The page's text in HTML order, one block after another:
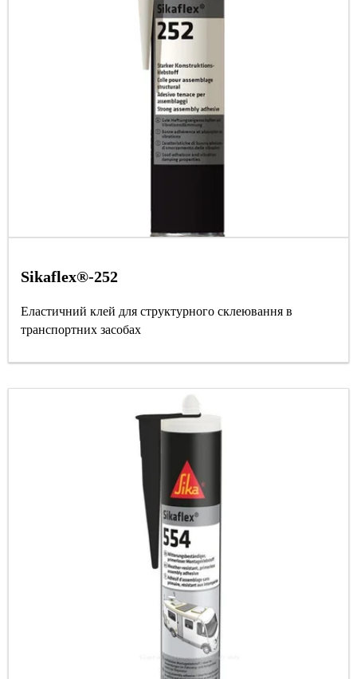
Sikaflex®-252
Еластичний клей для структурного склеювання в
транспортних засобах